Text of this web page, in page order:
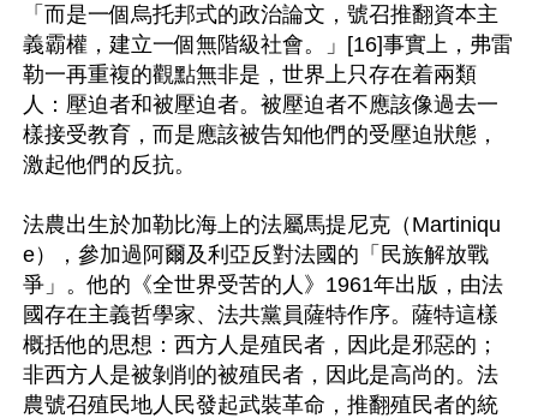
「而是一個烏托邦式的政治論文，號召推翻資本主
義霸權，建立一個無階級社會。」[16]事實上，弗雷
勒一再重複的觀點無非是，世界上只存在着兩類
人：壓迫者和被壓迫者。被壓迫者不應該像過去一
樣接受教育，而是應該被告知他們的受壓迫狀態，
激起他們的反抗。
法農出生於加勒比海上的法屬馬提尼克（Martiniqu
e），參加過阿爾及利亞反對法國的「民族解放戰
爭」。他的《全世界受苦的人》1961年出版，由法
國存在主義哲學家、法共黨員薩特作序。薩特這樣
概括他的思想：西方人是殖民者，因此是邪惡的；
非西方人是被剝削的被殖民者，因此是高尚的。法
農號召殖民地人民發起武裝革命，推翻殖民者的統